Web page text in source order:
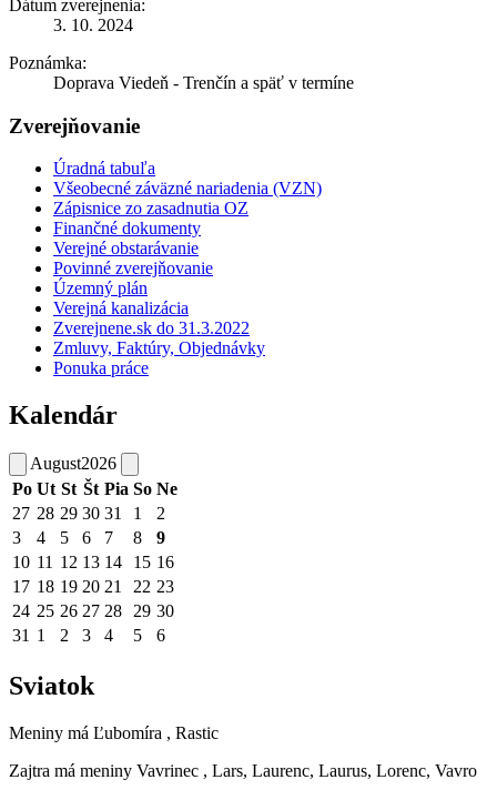
Dátum zverejnenia:
3. 10. 2024
Poznámka:
Doprava Viedeň - Trenčín a späť v termíne
Zverejňovanie
Úradná tabuľa
Všeobecné záväzné nariadenia (VZN)
Zápisnice zo zasadnutia OZ
Finančné dokumenty
Verejné obstarávanie
Povinné zverejňovanie
Územný plán
Verejná kanalizácia
Zverejnene.sk do 31.3.2022
Zmluvy, Faktúry, Objednávky
Ponuka práce
Kalendár
August2026
Po Ut St Št Pia So Ne
27 28 29 30 31 1
2
3
4 5 6 7 8
9
10 11 12 13 14 15 16
17 18 19 20 21 22 23
24 25 26 27 28 29 30
31 1 2 3 4 5 6
Sviatok
Meniny má Ľubomíra , Rastic
Zajtra má meniny Vavrinec , Lars, Laurenc, Laurus, Lorenc, Vavro